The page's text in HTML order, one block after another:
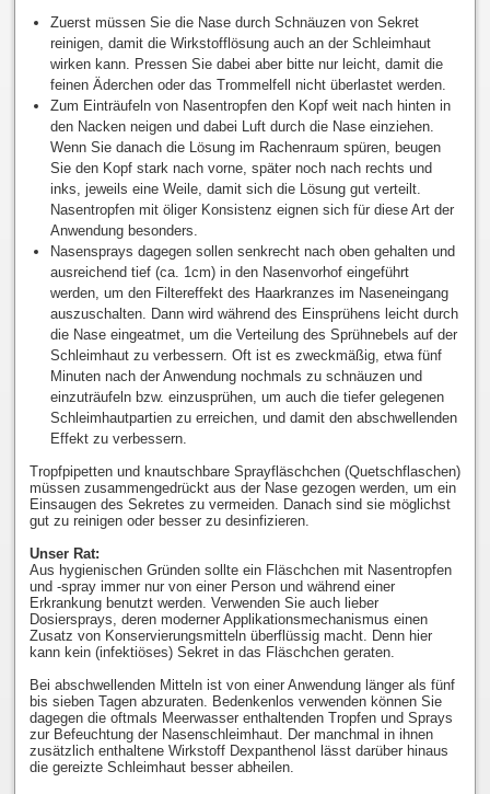
Zuerst müssen Sie die Nase durch Schnäuzen von Sekret
reinigen, damit die Wirkstofflösung auch an der Schleimhaut
wirken kann. Pressen Sie dabei aber bitte nur leicht, damit die
feinen Äderchen oder das Trommelfell nicht überlastet werden.
Zum Einträufeln von Nasentropfen den Kopf weit nach hinten in
den Nacken neigen und dabei Luft durch die Nase einziehen.
Wenn Sie danach die Lösung im Rachenraum spüren, beugen
Sie den Kopf stark nach vorne, später noch nach rechts und
inks, jeweils eine Weile, damit sich die Lösung gut verteilt.
Nasentropfen mit öliger Konsistenz eignen sich für diese Art der
Anwendung besonders.
Nasensprays dagegen sollen senkrecht nach oben gehalten und
ausreichend tief (ca. 1cm) in den Nasenvorhof eingeführt
werden, um den Filtereffekt des Haarkranzes im Naseneingang
auszuschalten. Dann wird während des Einsprühens leicht durch
die Nase eingeatmet, um die Verteilung des Sprühnebels auf der
Schleimhaut zu verbessern. Oft ist es zweckmäßig, etwa fünf
Minuten nach der Anwendung nochmals zu schnäuzen und
einzuträufeln bzw. einzusprühen, um auch die tiefer gelegenen
Schleimhautpartien zu erreichen, und damit den abschwellenden
Effekt zu verbessern.
Tropfpipetten und knautschbare Sprayfläschchen (Quetschflaschen)
müssen zusammengedrückt aus der Nase gezogen werden, um ein
Einsaugen des Sekretes zu vermeiden. Danach sind sie möglichst
gut zu reinigen oder besser zu desinfizieren.
Unser Rat:
Aus hygienischen Gründen sollte ein Fläschchen mit Nasentropfen
und -spray immer nur von einer Person und während einer
Erkrankung benutzt werden. Verwenden Sie auch lieber
Dosiersprays, deren moderner Applikationsmechanismus einen
Zusatz von Konservierungsmitteln überflüssig macht. Denn hier
kann kein (infektiöses) Sekret in das Fläschchen geraten.
Bei abschwellenden Mitteln ist von einer Anwendung länger als fünf
bis sieben Tagen abzuraten. Bedenkenlos verwenden können Sie
dagegen die oftmals Meerwasser enthaltenden Tropfen und Sprays
zur Befeuchtung der Nasenschleimhaut. Der manchmal in ihnen
zusätzlich enthaltene Wirkstoff Dexpanthenol lässt darüber hinaus
die gereizte Schleimhaut besser abheilen.